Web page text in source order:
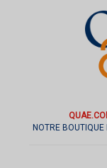
NOTRE BOUTIQUE